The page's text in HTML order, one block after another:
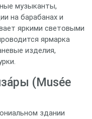
музыканты,
на барабанах и
яркими световыми
ярмарка
изделия,
(Musée
здании